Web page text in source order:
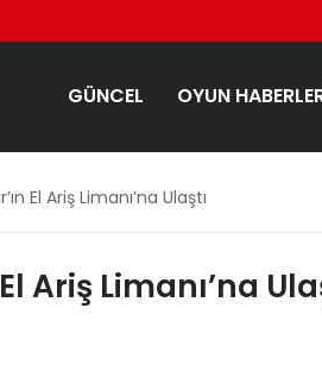
GÜNCEL OYUN
El Ariş Limanı’na Ulaştı
Ariş Limanı’na